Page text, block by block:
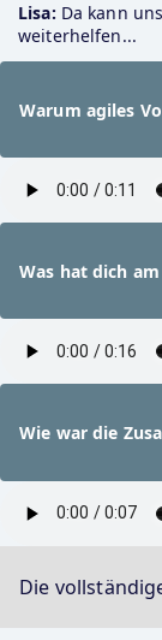
Lisa: Da kann
weiterhelfen...
Warum agiles
Was hat dich
Wie war die
Die